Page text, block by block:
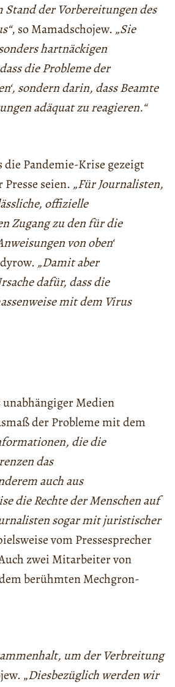
der Vorbereitungen des
, so Mamadschojew. „Sie
hartnäckigen
die Probleme der
sondern darin, dass Beamte
adäquat zu reagieren.“
Pandemie-Krise gezeigt
seien. „Für Journalisten,
offizielle
Zugang zu den für die
von oben‘
„Damit aber
dafür, dass die
mit dem Virus
Medien
der Probleme mit dem
die die
das
auch aus
die Rechte der Menschen auf
sogar mit juristischer
vom Pressesprecher
zwei Mitarbeiter von
berühmten Mechgron-
um der Verbreitung
„Diesbezüglich werden wir